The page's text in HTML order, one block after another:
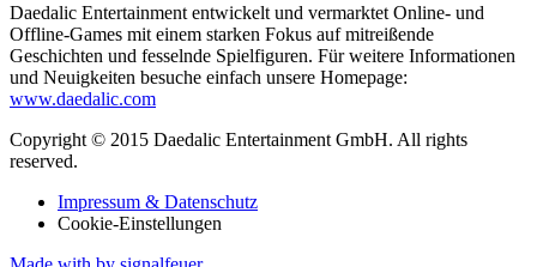
Daedalic Entertainment entwickelt und vermarktet Online- und
Offline-Games mit einem starken Fokus auf mitreißende
Geschichten und fesselnde Spielfiguren. Für weitere Informationen
und Neuigkeiten besuche einfach unsere Homepage:
www.daedalic.com
Copyright © 2015 Daedalic Entertainment GmbH. All rights
reserved.
Impressum & Datenschutz
Cookie-Einstellungen